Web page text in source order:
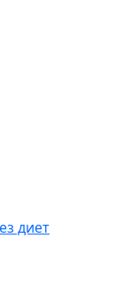
диет